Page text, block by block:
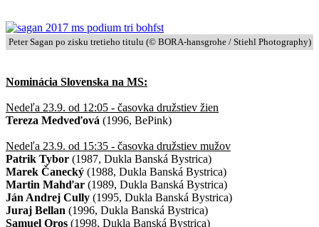
Peter Sagan po zisku tretieho titulu (© BORA-hansgrohe / Stiehl Photography)
Nominácia Slovenska na MS:
Nedeľa 23.9. od 12:05 - časovka družstiev žien
Tereza Medveďová (1996, BePink)
Nedeľa 23.9. od 15:35 - časovka družstiev mužov
Patrik Tybor (1987, Dukla Banská Bystrica)
Marek Čanecký (1988, Dukla Banská Bystrica)
Martin Mahďar (1989, Dukla Banská Bystrica)
Ján Andrej Cully (1995, Dukla Banská Bystrica)
Juraj Bellan (1996, Dukla Banská Bystrica)
Samuel Oros (1998, Dukla Banská Bystrica)